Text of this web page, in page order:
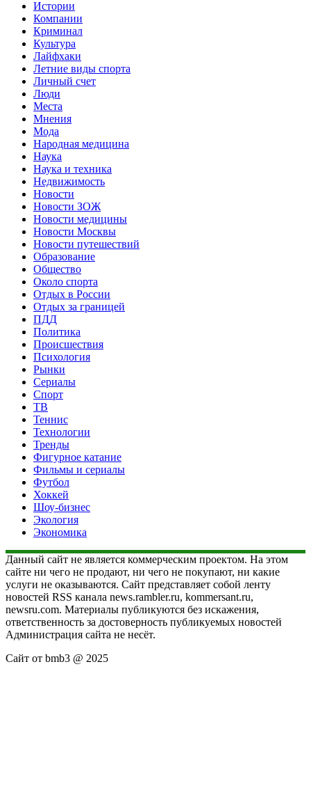
Истории
Компании
Криминал
Культура
Лайфхаки
Летние виды спорта
Личный счет
Люди
Места
Мнения
Мода
Народная медицина
Наука
Наука и техника
Недвижимость
Новости
Новости ЗОЖ
Новости медицины
Новости Москвы
Новости путешествий
Образование
Общество
Около спорта
Отдых в России
Отдых за границей
ПДД
Политика
Происшествия
Психология
Рынки
Сериалы
Спорт
ТВ
Теннис
Технологии
Тренды
Фигурное катание
Фильмы и сериалы
Футбол
Хоккей
Шоу-бизнес
Экология
Экономика
Данный сайт не является коммерческим проектом. На этом
сайте ни чего не продают, ни чего не покупают, ни какие
услуги не оказываются. Сайт представляет собой ленту
новостей RSS канала news.rambler.ru, kommersant.ru,
newsru.com. Материалы публикуются без искажения,
ответственность за достоверность публикуемых новостей
Администрация сайта не несёт.
Сайт от bmb3 @ 2025